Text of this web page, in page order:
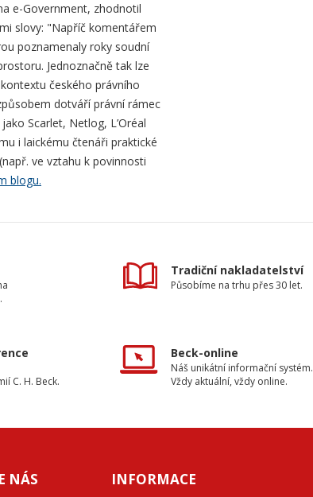
e-Government, zhodnotil
slovy: "Napříč komentářem
poznamenaly roky soudní
Jednoznačně tak lze
českého právního
dotváří právní rámec
Scarlet, Netlog, L’Oréal
i laickému čtenáři praktické
ve vztahu k povinnosti
blogu.
Tradiční nakladatelství
Působíme na trhu přes 30 let.
C. H. Beck.
Beck-online
Náš unikátní informační systém.
Vždy aktuální, vždy online.
NÁS INFORMACE